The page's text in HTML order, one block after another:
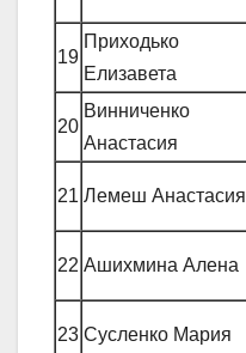
19
Приходько
Елизавета
20
Винниченко
Анастасия
21 Лемеш Анастасия
22 Ашихмина Алена
23 Сусленко Мария